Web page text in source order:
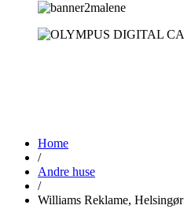
Home
/
Andre huse
/
Williams Reklame, Helsingør